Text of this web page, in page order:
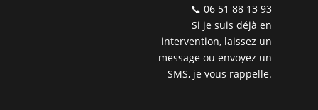
📞 06 51 88 13 93
Si je suis déjà en
intervention, laissez un
message ou envoyez un
SMS, je vous rappelle.